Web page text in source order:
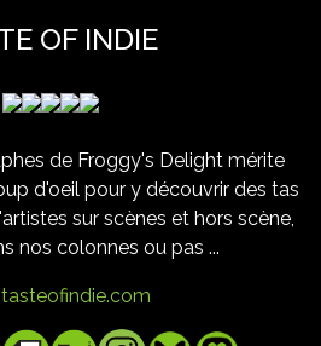
OF INDIE
de Froggy's Delight mérite
d'oeil pour y découvrir des tas
sur scènes et hors scène,
nos colonnes ou pas ...